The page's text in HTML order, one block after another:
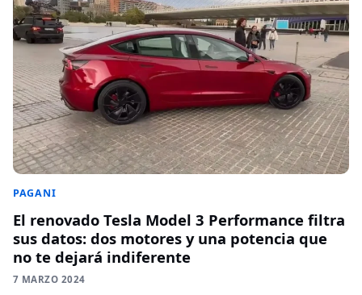
PAGANI
El renovado Tesla Model 3 Performance filtra
sus datos: dos motores y una potencia que
no te dejará indiferente
7 MARZO 2024